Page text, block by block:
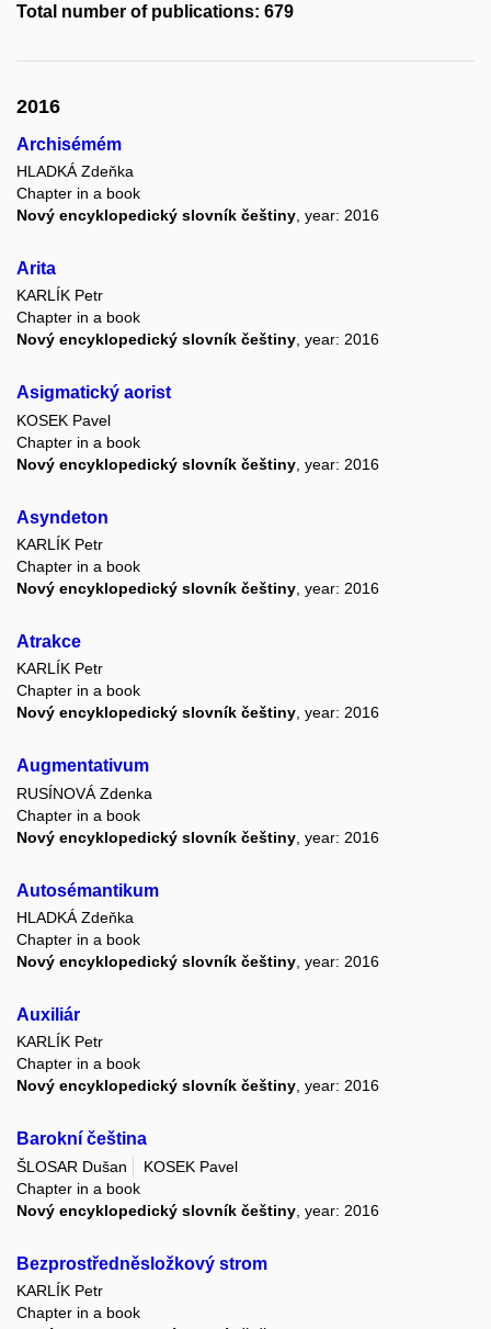
Total number of publications: 679
2016
Archisémém
HLADKÁ Zdeňka
Chapter in a book
Nový encyklopedický slovník češtiny , year: 2016
Arita
KARLÍK Petr
Chapter in a book
Nový encyklopedický slovník češtiny, year: 2016
Asigmatický aorist
KOSEK Pavel
Chapter in a book
Nový encyklopedický slovník češtiny , year: 2016
Asyndeton
KARLÍK Petr
Chapter in a book
Nový encyklopedický slovník češtiny , year: 2016
Atrakce
KARLÍK Petr
Chapter in a book
Nový encyklopedický slovník češtiny, year: 2016
Augmentativum
RUSÍNOVÁ Zdenka
Chapter in a book
Nový encyklopedický slovník češtiny , year: 2016
Autosémantikum
HLADKÁ Zdeňka
Chapter in a book
Nový encyklopedický slovník češtiny , year: 2016
Auxiliár
KARLÍK Petr
Chapter in a book
Nový encyklopedický slovník češtiny, year: 2016
Barokní čeština
ŠLOSAR Dušan
KOSEK Pavel
Chapter in a book
Nový encyklopedický slovník češtiny , year: 2016
Bezprostředněsložkový strom
KARLÍK Petr
Chapter in a book